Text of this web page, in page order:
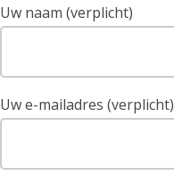
Uw naam (verplicht)
Uw e-mailadres (verplicht)